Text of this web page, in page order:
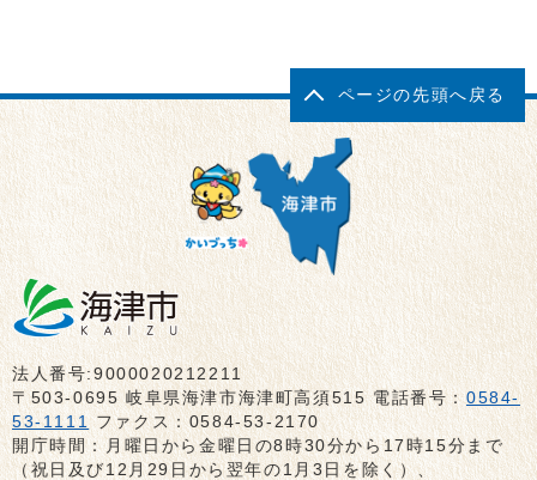
ページの先頭へ戻る
法人番号:9000020212211
〒503-0695 岐阜県海津市海津町高須515 電話番号：0584-
53-1111 ファクス：0584-53-2170
開庁時間：月曜日から金曜日の8時30分から17時15分まで
（祝日及び12月29日から翌年の1月3日を除く）、